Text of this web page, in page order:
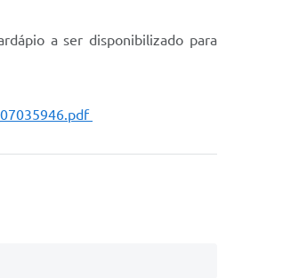
a ser disponibilizado para